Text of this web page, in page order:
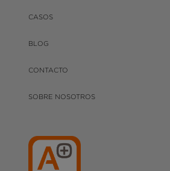
CASOS
BLOG
CONTACTO
SOBRE NOSOTROS